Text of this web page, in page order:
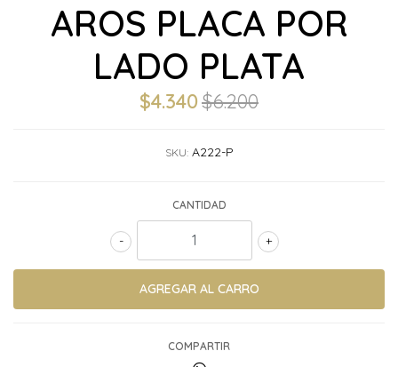
AROS PLACA POR
LADO PLATA
$4.340$6.200
SKU: A222-P
CANTIDAD
+
-
COMPARTIR